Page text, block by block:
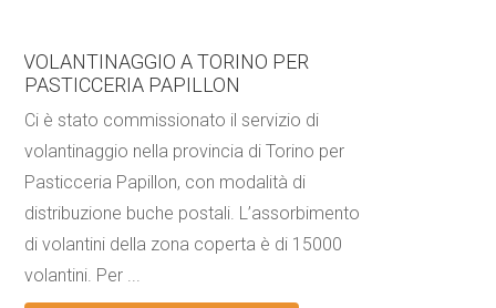
VOLANTINAGGIO A TORINO PER
PASTICCERIA PAPILLON
Ci è stato commissionato il servizio di
volantinaggio nella provincia di Torino per
Pasticceria Papillon, con modalità di
distribuzione buche postali. L’assorbimento
di volantini della zona coperta è di 15000
volantini. Per ...